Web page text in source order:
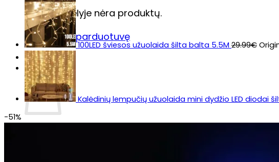
Krepšelyje nėra produktų.
Grįžti į parduotuvę
Krepšelis
100LED šviesos užuolaida šilta balta 5.5M 29.99€
Kalėdinių lempučių užuolaida mini dydžio LED diodai
-51%